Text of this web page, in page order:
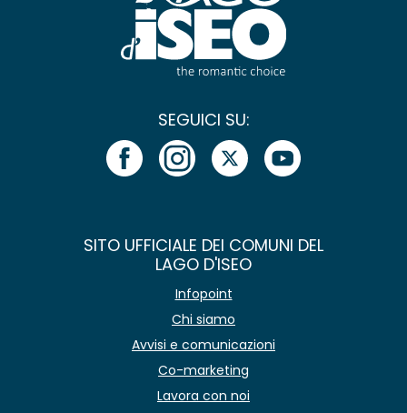
SEGUICI SU:
SITO UFFICIALE DEI COMUNI DEL
LAGO D'ISEO
Infopoint
Chi siamo
Avvisi e comunicazioni
Co-marketing
Lavora con noi